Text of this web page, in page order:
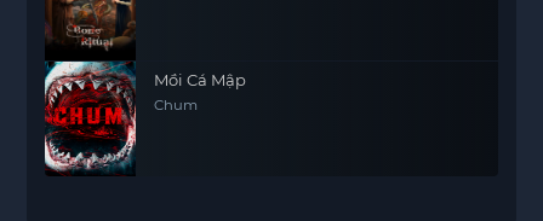
Mồi Cá Mập
Chum